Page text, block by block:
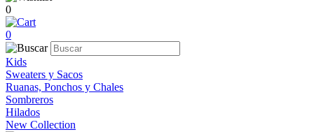
0
0
Kids
Sweaters y Sacos
Ruanas, Ponchos y Chales
Sombreros
Hilados
New Collection